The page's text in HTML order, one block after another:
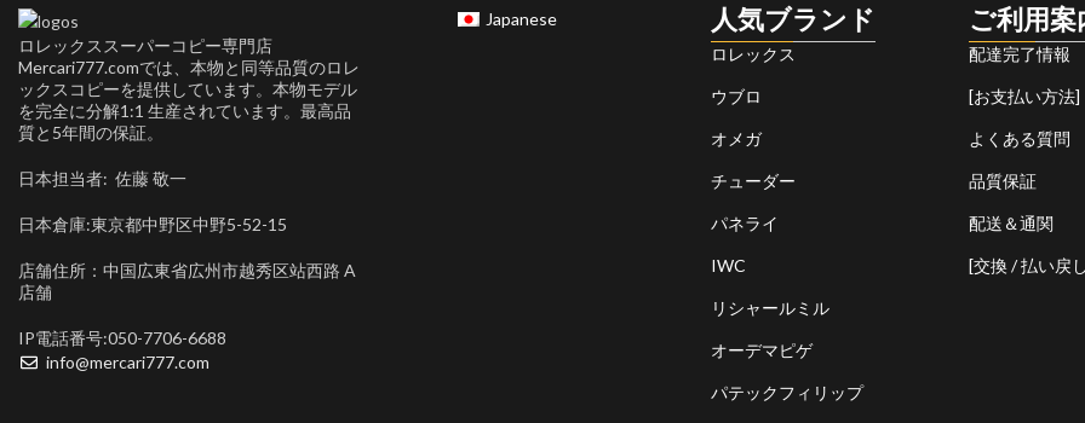
ロレックススーパーコピー専門店
Mercari777.comでは、本物と同等品質のロレ
ックスコピーを提供しています。本物モデル
を完全に分解1:1 生産されています。最高品
質と5年間の保証。
日本担当者: 佐藤 敬一
日本倉庫:東京都中野区中野5-52-15
店舗住所：中国広東省広州市越秀区站西路 A
店舗
IP電話番号:050-7706-6688
info@mercari777.com
Japanese 人気ブランド
ロレックス
ウブロ
オメガ
チューダー
パネライ
IWC
リシャールミル
オーデマピゲ
パテックフィリップ
ご利用案
配達完了情報
[お支払い方法]
よくある質問
品質保証
配送＆通関
[交換 / 払い戻